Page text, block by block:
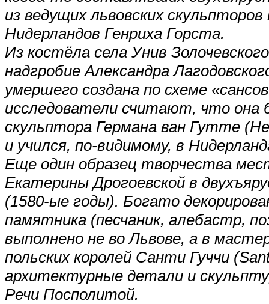
из ведущих львовских
Нидерландов Генриха Горста.
Из костёла села Унив
надгробие Александра
умершего создана по схеме
исследователи считают, что она
скульптора Германа ван Гутте
и учился, по-видимому, в
Еще один образец творчества
Екатерины Дрогоевской в
(1580-ые годы). Богато
памятника (песчаник, алебастр,
выполнено не во Львове, а в
польских королей Санти Гуччи
архитектурные детали и
Речи Посполитой.